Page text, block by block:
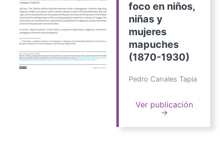
foco en niños,
niñas y
mujeres
mapuches
(1870-1930)
Pedro Canales Tapia
Ver publicación
→